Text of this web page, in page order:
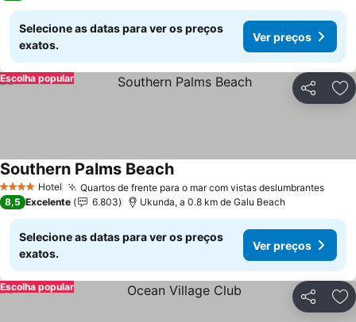
Selecione as datas para ver os preços
exatos.
Ver preços
Partilhar
Escolha popular
4 EstrelasHotel Quartos de frente para o mar com vistas deslumbrantes
Southern Palms Beach
8,5 Excelente 6.803 Ukunda, a 0.8 km de Galu Beach
Selecione as datas para ver os preços
exatos.
Ver preços
Partilhar
Escolha popular